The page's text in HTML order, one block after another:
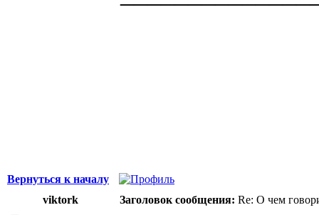
Вернуться к началу
viktork
Заголовок сообщения: Re: О чем